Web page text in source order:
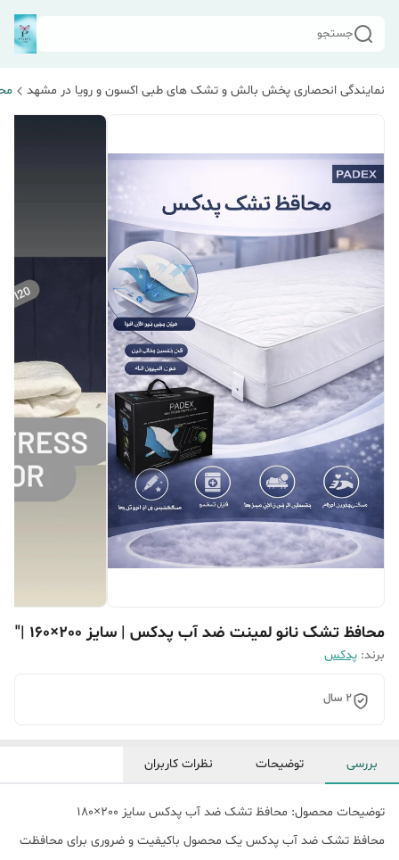
جستجو
نمایندگی انحصاری پخش بالش و تشک های طبی اکسون و رویا در مشهد
محافظ تشک نانو لمینت ضد آب پدکس | سایز 200×160 |"
برند: پدکس
2 سال
بررسی توضیحات نظرات کاربران
توضیحات محصول: محافظ تشک ضد آب پدکس سایز 200×180
محافظ تشک ضد آب پدکس یک محصول باکیفیت و ضروری برای محافظت